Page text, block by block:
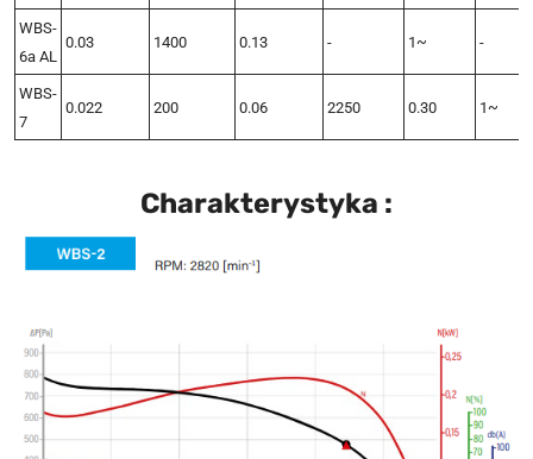
WBS-
6a AL
0.03 1400 0.13 - 1~ -
WBS-
7
0.022 200 0.06 2250 0.30 1~
Charakterystyka :